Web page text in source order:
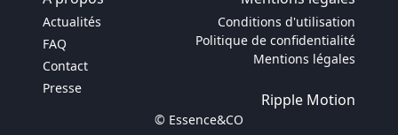
Actualités
FAQ
Contact
Presse
Conditions d'utilisation
Politique de confidentialité
Mentions légales
Ripple Motion
© Essence&CO